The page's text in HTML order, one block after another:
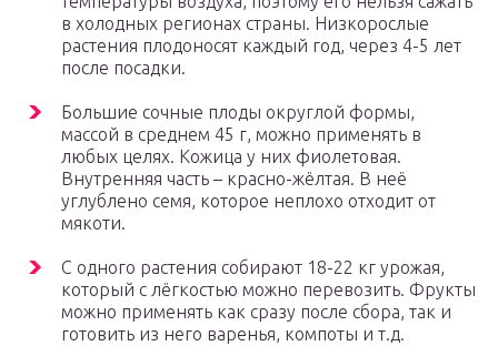
в холодных регионах страны. Низкорослые
растения плодоносят каждый год, через 4-5 лет
после посадки.
Большие сочные плоды округлой формы,
массой в среднем 45 г, можно применять в
любых целях. Кожица у них фиолетовая.
Внутренняя часть – красно-жёлтая. В неё
углублено семя, которое неплохо отходит от
мякоти.
С одного растения собирают 18-22 кг урожая,
который с лёгкостью можно перевозить. Фрукты
можно применять как сразу после сбора, так и
готовить из него варенья, компоты и т.д.